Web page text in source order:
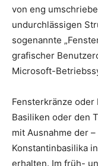
von eng
undurchlässigen
sogenannte
grafischer
Microsoft-
Fensterkränze
Basiliken oder den
mit Ausnahme der
Konstantinbasilika
erhalten. Im früh-